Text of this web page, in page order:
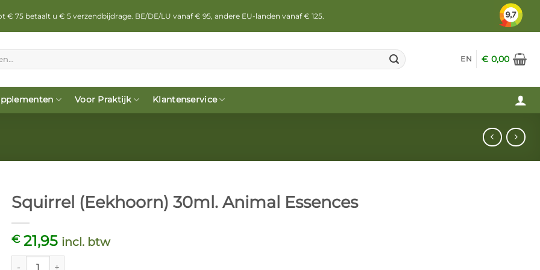
75 betaalt u € 5 verzendbijdrage. BE/DE/LU vanaf € 95, andere EU-landen vanaf € 125.
EN €0,00
Voor Praktijk Klantenservice
Squirrel (Eekhoorn) 30ml. Animal Essences
€21,95 incl. btw
Squirrel (Eekhoorn) 30ml. Animal Essences aantal